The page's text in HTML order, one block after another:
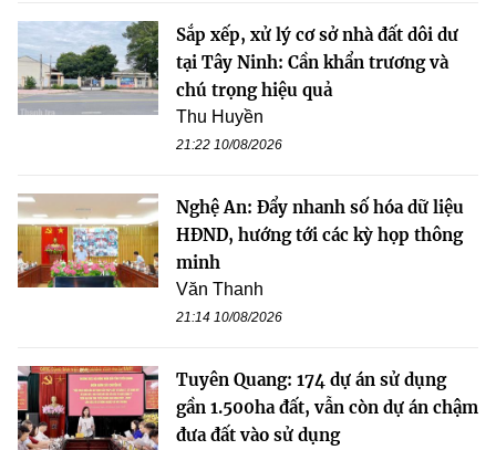
Sắp xếp, xử lý cơ sở nhà đất dôi dư
tại Tây Ninh: Cần khẩn trương và
chú trọng hiệu quả
Thu Huyền
21:22 10/08/2026
Nghệ An: Đẩy nhanh số hóa dữ liệu
HĐND, hướng tới các kỳ họp thông
minh
Văn Thanh
21:14 10/08/2026
Tuyên Quang: 174 dự án sử dụng
gần 1.500ha đất, vẫn còn dự án chậm
đưa đất vào sử dụng